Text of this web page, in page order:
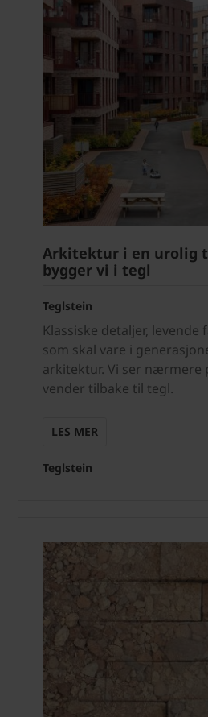
Arkitektur i en urolig
bygger vi i tegl
Teglstein
Klassiske detaljer, levende
som skal vare i
arkitektur. Vi ser nærmere
vender tilbake til tegl.
LES MER
Teglstein